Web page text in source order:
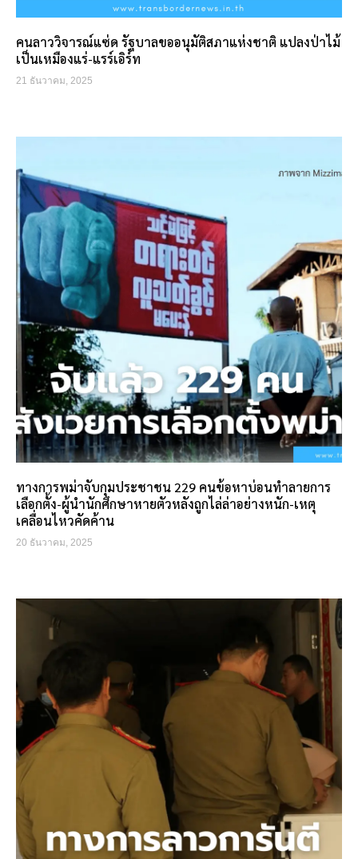
คนลาววิจารณ์แซ่ด รัฐบาลขออนุมัติสภาแห่งชาติ แปลงป่าไม้
เป็นเหมืองแร่-แรร์เอิร์ท
21 ธันวาคม, 2025
ทางการพม่าจับกุมประชาชน 229 คนข้อหาบ่อนทำลายการ
เลือกตั้ง-ผู้นำนักศึกษาหายตัวหลังถูกไล่ล่าอย่างหนัก-เหตุ
เคลื่อนไหวคัดค้าน
20 ธันวาคม, 2025